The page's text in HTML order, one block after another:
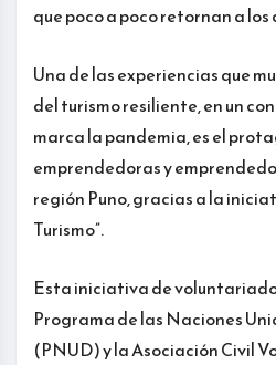
que poco a poco retornan a
Una de las experiencias que
del turismo resiliente, en un
marca la pandemia, es el
emprendedoras y
región Puno, gracias a la
Turismo”.
Esta iniciativa de
Programa de las Naciones
(PNUD) y la Asociación Civil